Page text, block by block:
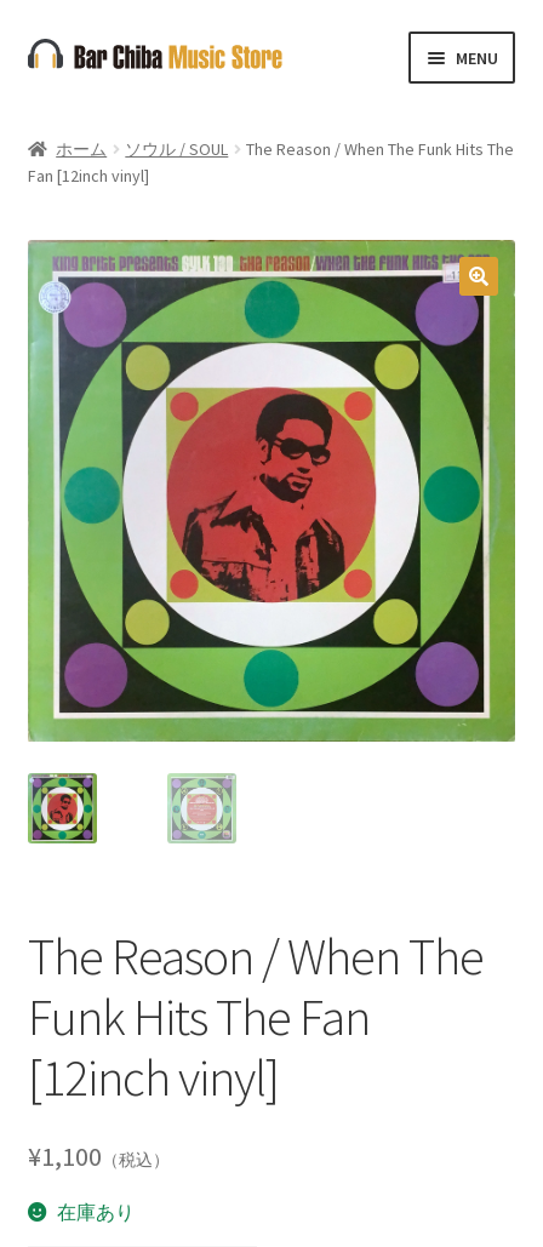
ナ
ビ
ー
シ
ス
キ
ッ
コ
ン
ン
ツ
ッ
プ
MENU
ホーム ソウル / SOUL
The Reason / When The Funk Hits The
Fan [12inch vinyl]
🔍
The Reason / When The
Funk Hits The Fan
[12inch vinyl]
¥1,100 （税込）
在庫あり